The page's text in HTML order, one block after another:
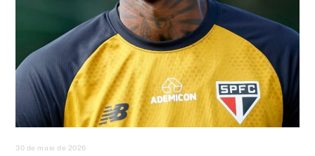
30 de maio de 2026